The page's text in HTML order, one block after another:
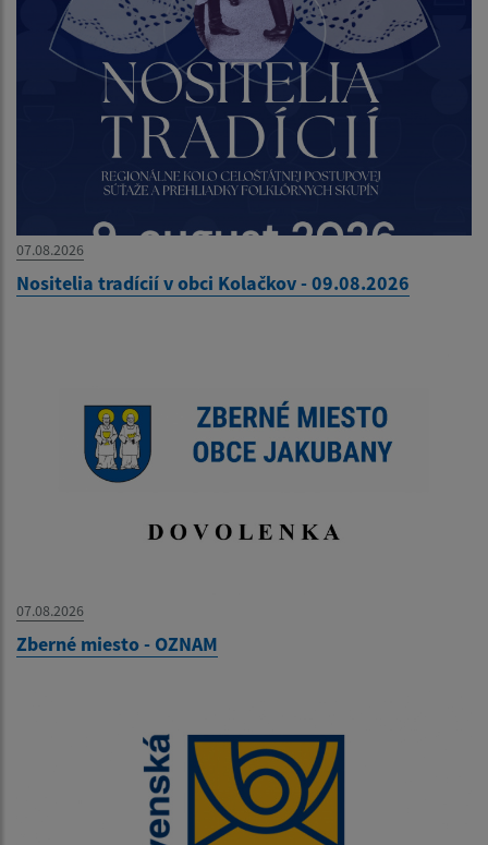
07.08.2026
Nositelia tradícií v obci Kolačkov - 09.08.2026
07.08.2026
Zberné miesto - OZNAM